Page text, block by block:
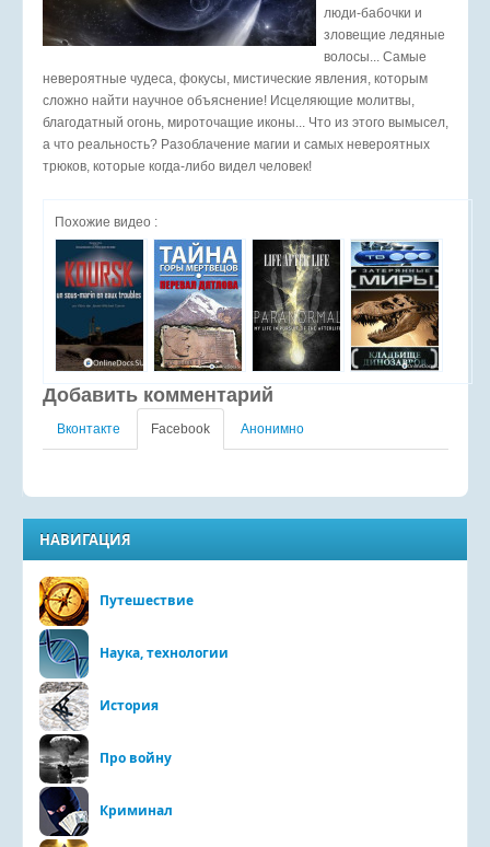
люди-бабочки и
зловещие ледяные
волосы... Самые
невероятные чудеса, фокусы, мистические явления, которым
сложно найти научное объяснение! Исцеляющие молитвы,
благодатный огонь, мироточащие иконы... Что из этого вымысел,
а что реальность? Разоблачение магии и самых невероятных
трюков, которые когда-либо видел человек!
Похожие видео :
Добавить комментарий
Вконтакте Facebook Анонимно
НАВИГАЦИЯ
Путешествие
Наука, технологии
История
Про войну
Криминал